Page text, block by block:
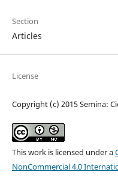
Section
Articles
License
Copyright (c) 2015 Semina:
This work is licensed under a
NonCommercial 4.0